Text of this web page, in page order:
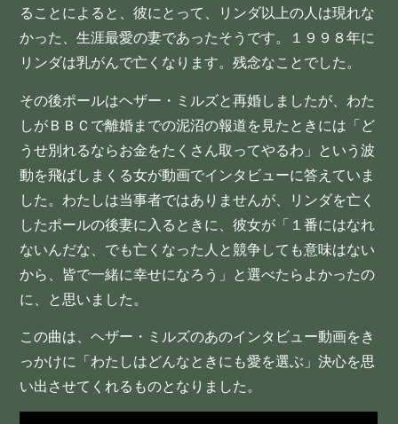
ることによると、彼にとって、リンダ以上の人は現れな
かった、生涯最愛の妻であったそうです。１９９８年に
リンダは乳がんで亡くなります。残念なことでした。
その後ポールはヘザー・ミルズと再婚しましたが、わた
しがＢＢＣで離婚までの泥沼の報道を見たときには「ど
うせ別れるならお金をたくさん取ってやるわ」という波
動を飛ばしまくる女が動画でインタビューに答えていま
した。わたしは当事者ではありませんが、リンダを亡く
したポールの後妻に入るときに、彼女が「１番にはなれ
ないんだな、でも亡くなった人と競争しても意味はない
から、皆で一緒に幸せになろう」と選べたらよかったの
に、と思いました。
この曲は、ヘザー・ミルズのあのインタビュー動画をき
っかけに「わたしはどんなときにも愛を選ぶ」決心を思
い出させてくれるものとなりました。